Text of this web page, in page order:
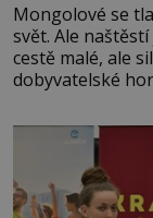
Mongolové se
svět. Ale
cestě malé, ale
dobyvatelské
král. Nebo že
podél